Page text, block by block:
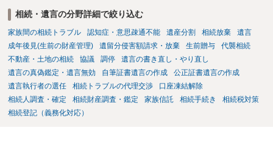
相続・遺言の分野詳細で絞り込む
家族間の相続トラブル 認知症・意思疎通不能 遺産分割 相続放棄
遺言
成年後見(生前の財産管理)
遺留分侵害額請求・放棄 生前贈与
代襲相続
不動産・土地の相続
協議 調停
遺言の書き直し・やり直し
遺言の真偽鑑定・遺言無効
自筆証書遺言の作成
公正証書遺言の作成
遺言執行者の選任
相続トラブルの代理交渉
口座凍結解除
相続人調査・確定
相続財産調査・鑑定 家族信託 相続手続き
相続税対策
相続登記（義務化対応）